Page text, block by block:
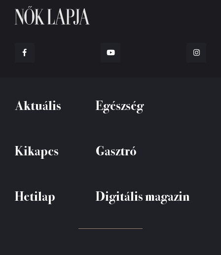
Aktuális Egészség
Kikapcs Gasztró
Hetilap Digitális magazin